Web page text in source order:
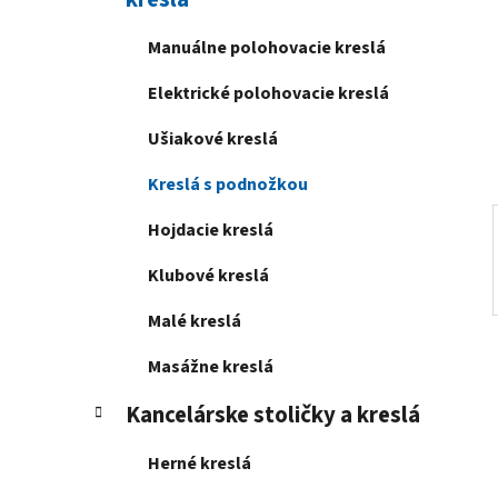
Manuálne polohovacie kreslá
Elektrické polohovacie kreslá
Ušiakové kreslá
Kreslá s podnožkou
Hojdacie kreslá
Klubové kreslá
Malé kreslá
Masážne kreslá
Kancelárske stoličky a kreslá
Herné kreslá